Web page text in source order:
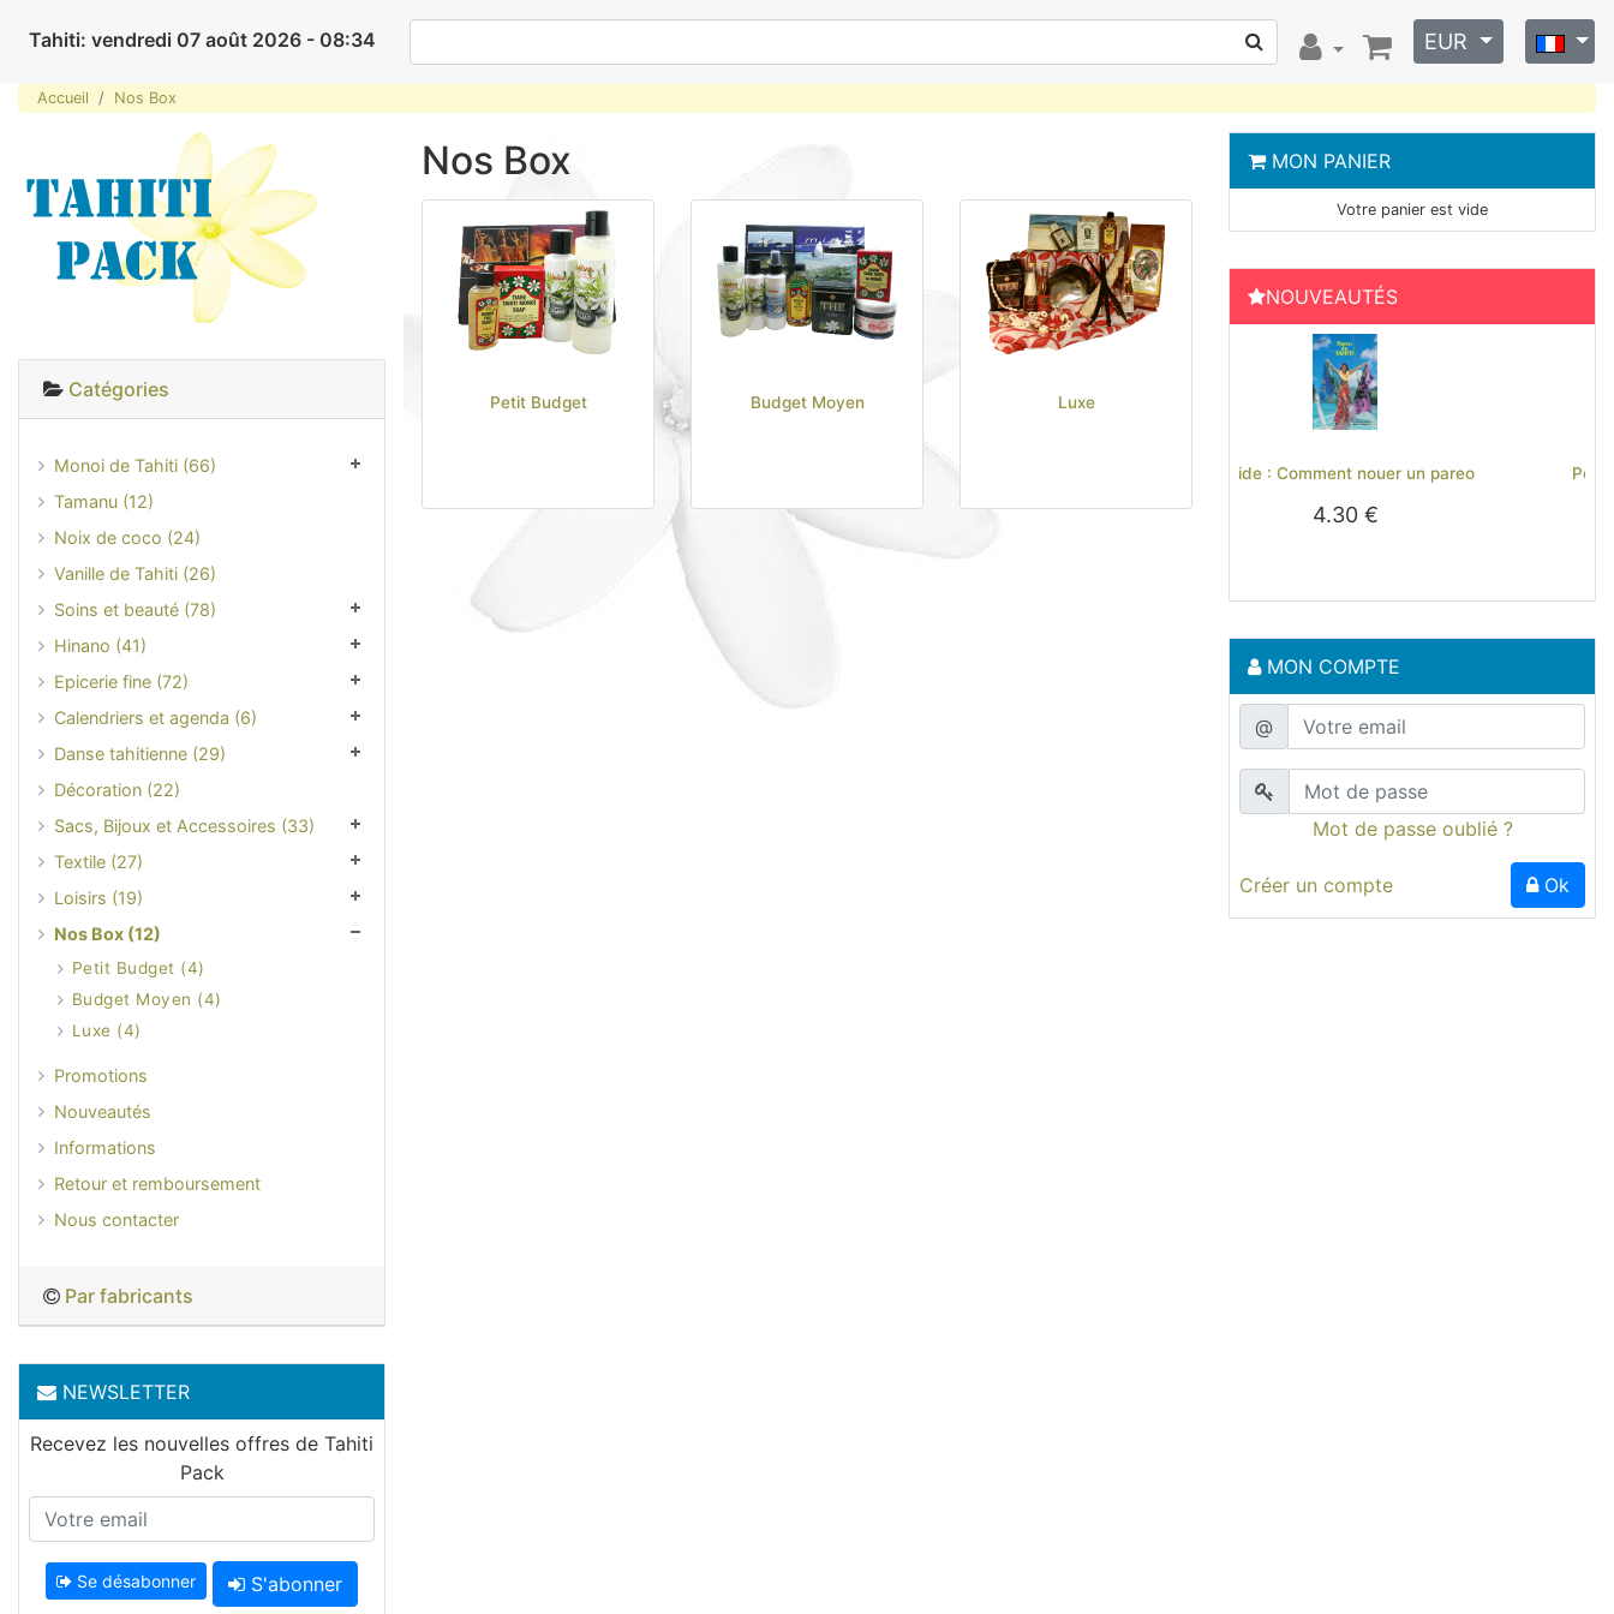
Tahiti: vendredi 07 août 2026 - 08:34 EUR
Accueil Nos Box
Nos Box
Petit Budget Budget Moyen Luxe
Catégories
Monoi de Tahiti (66)
Tamanu (12)
Noix de coco (24)
Vanille de Tahiti (26)
Soins et beauté (78)
Hinano (41)
Epicerie fine (72)
Calendriers et agenda (6)
Danse tahitienne (29)
Décoration (22)
Sacs, Bijoux et Accessoires (33)
Textile (27)
Loisirs (19)
Nos Box (12)
Petit Budget (4)
Budget Moyen (4)
Luxe (4)
Promotions
Nouveautés
Informations
Retour et remboursement
Nous contacter
Par fabricants
NEWSLETTER
Recevez les nouvelles offres de Tahiti
Pack
Se désabonner S'abonner
MON PANIER
Votre panier est vide
NOUVEAUTÉS
4.30 €
Polo brodé Hinano Tahiti - Noir
Previous Next
MON COMPTE
@
Mot de passe oublié ?
Créer un compte Ok